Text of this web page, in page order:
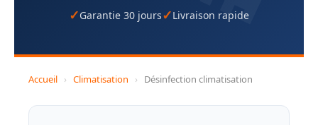
Garantie 30 jours
Livraison rapide
Accueil › Climatisation › Désinfection climatisation